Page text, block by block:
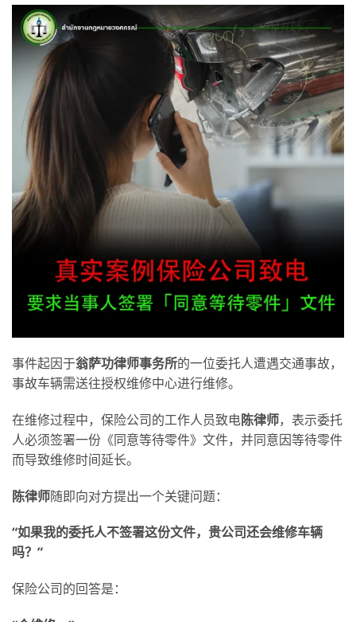
事件起因于翁萨功律师事务所的一位委托人遭遇交通事故，
事故车辆需送往授权维修中心进行维修。
在维修过程中，保险公司的工作人员致电陈律师，表示委托
人必须签署一份《同意等待零件》文件，并同意因等待零件
而导致维修时间延长。
陈律师随即向对方提出一个关键问题：
“如果我的委托人不签署这份文件，贵公司还会维修车辆
吗？ ”
保险公司的回答是：